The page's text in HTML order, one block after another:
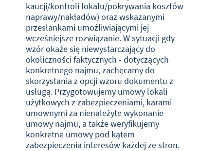
kaucji/kontroli lokalu/pokrywania kosztów
naprawy/nakładów) oraz wskazanymi
przesłankami umożliwiającymi jej
wcześniejsze rozwiązanie. W sytuacji gdy
wzór okaże się niewystarczający do
okoliczności faktycznych - dotyczących
konkretnego najmu, zachęcamy do
skorzystania z opcji wzoru dokumentu z
usługą. Przygotowujemy umowy lokali
użytkowych z zabezpieczeniami, karami
umownymi za nienależyte wykonanie
umowy najmu, a także weryfikujemy
konkretne umowy pod kątem
zabezpieczenia interesów każdej ze stron.